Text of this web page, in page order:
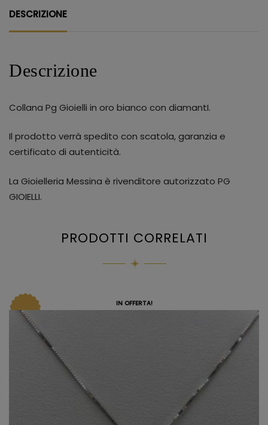
DESCRIZIONE
Descrizione
Collana Pg Gioielli in oro bianco con diamantI.
Il prodotto verrà spedito con scatola, garanzia e
certificato di autenticità.
La Gioielleria Messina è rivenditore autorizzato PG
GIOIELLI.
PRODOTTI CORRELATI
IN OFFERTA!